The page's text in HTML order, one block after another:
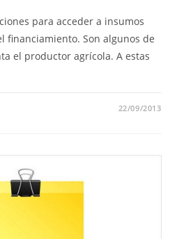
para acceder a insumos
financiamiento. Son algunos de
el productor agrícola. A estas
22/09/2013